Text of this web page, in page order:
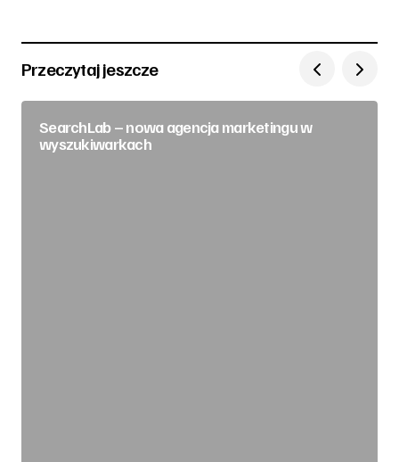
Przeczytaj jeszcze
SearchLab – nowa agencja marketingu w
wyszukiwarkach